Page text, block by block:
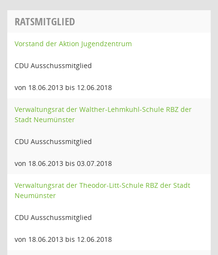
RATSMITGLIED
Vorstand der Aktion Jugendzentrum
CDU Ausschussmitglied
von 18.06.2013 bis 12.06.2018
Verwaltungsrat der Walther-Lehmkuhl-Schule RBZ der
Stadt Neumünster
CDU Ausschussmitglied
von 18.06.2013 bis 03.07.2018
Verwaltungsrat der Theodor-Litt-Schule RBZ der Stadt
Neumünster
CDU Ausschussmitglied
von 18.06.2013 bis 12.06.2018